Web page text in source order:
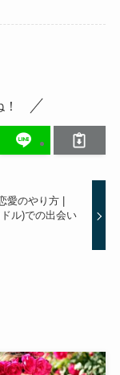
愛のやり方 |
ル)での出会い